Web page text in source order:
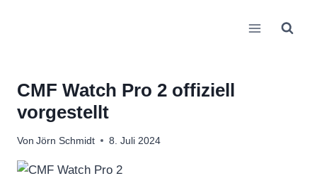
CMF Watch Pro 2 offiziell
vorgestellt
Von Jörn Schmidt 8. Juli 2024